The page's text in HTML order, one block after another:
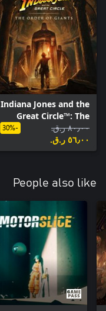
Indiana Jones and the
Great Circle™: The
Order of Giants
٨٠٫٠٠ ر.ق.‏
٥٦٫٠٠ ر.ق.‏
-30%
People also like